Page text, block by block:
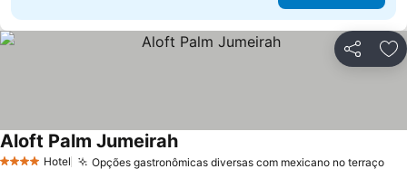
Partilhar
Hotel Opções gastronômicas diversas com mexicano no terraço
Aloft Palm Jumeirah